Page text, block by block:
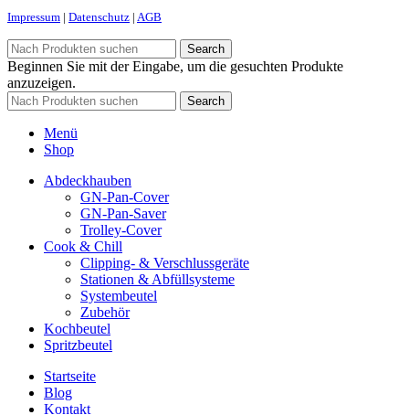
Impressum | Datenschutz | AGB
Search
Beginnen Sie mit der Eingabe, um die gesuchten Produkte
anzuzeigen.
Search
Menü
Shop
Abdeckhauben
GN-Pan-Cover
GN-Pan-Saver
Trolley-Cover
Cook & Chill
Clipping- & Verschluss­geräte
Stationen & Abfüll­systeme
Systembeutel
Zubehör
Kochbeutel
Spritzbeutel
Startseite
Blog
Kontakt